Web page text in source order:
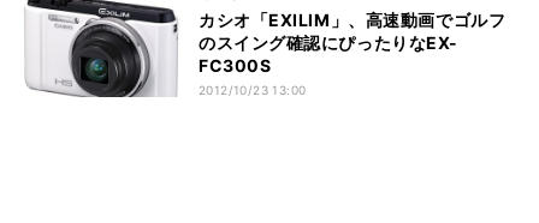
カシオ「EXILIM」、高速動画でゴルフ
のスイング確認にぴったりなEX-
FC300S
2012/10/23 13:00